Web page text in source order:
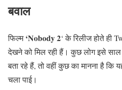
बवाल
फिल्म‘Nobody 2‘ के रिलीज होते ही
देखने को मिल रही हैं। कुछ लोग इसे
बता रहे हैं, तो वहीं कुछ का मानना है कि
चला पाई।